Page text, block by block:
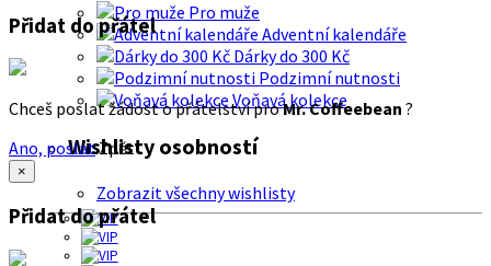
Pro muže
Adventní kalendáře
Dárky do 300 Kč
Podzimní nutnosti
Voňavá kolekce
Wishlisty osobností
Zobrazit všechny wishlisty
Přidat do přátel
Chceš poslat žádost o přátelství proMr. Coffeebean ?
Ano, poslatZpět
×
Přidat do přátel